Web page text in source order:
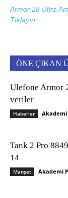
Armor 28 Ultra
Tıklayın
ÖNE ÇIKAN
Ulefone Armor
veriler
Haberler
Tank 2 Pro
14
Manşet Akademi